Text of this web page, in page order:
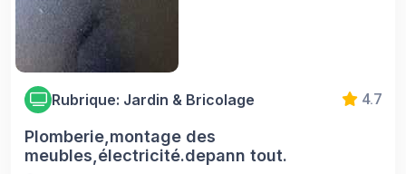
Rubrique: Jardin & Bricolage 4.7
Plomberie,montage des
meubles,électricité.depann tout.